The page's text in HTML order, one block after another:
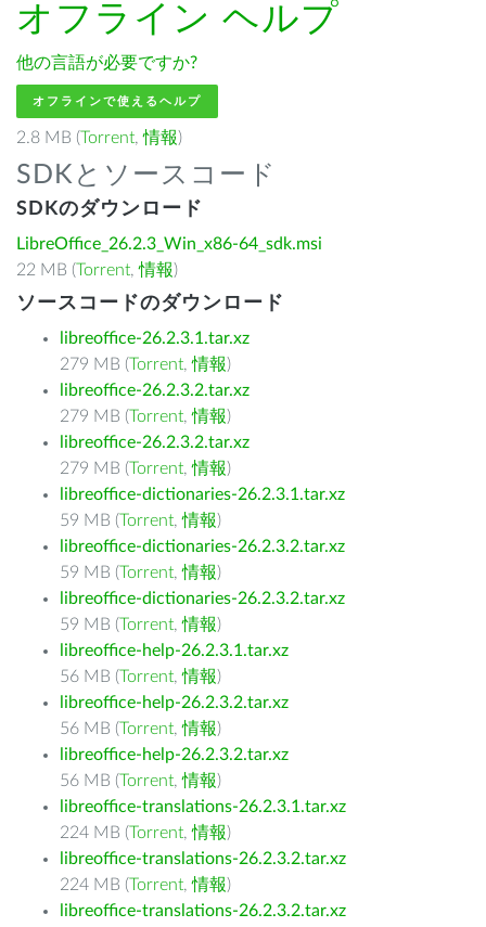
オフライン ヘルプ
他の言語が必要ですか?
オフラインで使えるヘルプ
2.8 MB (Torrent,情報)
SDKとソースコード
SDKのダウンロード
LibreOffice_26.2.3_Win_x86-64_sdk.msi
22 MB (Torrent,情報)
ソースコードのダウンロード
libreoffice-26.2.3.1.tar.xz
279 MB (Torrent,情報)
libreoffice-26.2.3.2.tar.xz
279 MB (Torrent,情報)
libreoffice-26.2.3.2.tar.xz
279 MB (Torrent,情報)
libreoffice-dictionaries-26.2.3.1.tar.xz
59 MB (Torrent,情報)
libreoffice-dictionaries-26.2.3.2.tar.xz
59 MB (Torrent,情報)
libreoffice-dictionaries-26.2.3.2.tar.xz
59 MB (Torrent,情報)
libreoffice-help-26.2.3.1.tar.xz
56 MB (Torrent,情報)
libreoffice-help-26.2.3.2.tar.xz
56 MB (Torrent,情報)
libreoffice-help-26.2.3.2.tar.xz
56 MB (Torrent,情報)
libreoffice-translations-26.2.3.1.tar.xz
224 MB (Torrent,情報)
libreoffice-translations-26.2.3.2.tar.xz
224 MB (Torrent,情報)
libreoffice-translations-26.2.3.2.tar.xz